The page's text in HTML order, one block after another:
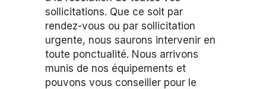
sollicitations. Que ce soit par
rendez-vous ou par sollicitation
urgente, nous saurons intervenir en
toute ponctualité. Nous arrivons
munis de nos équipements et
pouvons vous conseiller pour le